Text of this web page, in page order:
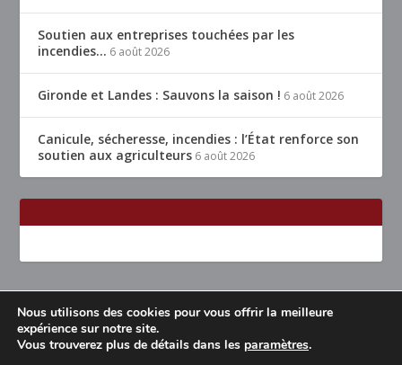
Soutien aux entreprises touchées par les
incendies… 6 août 2026
Gironde et Landes : Sauvons la saison ! 6 août 2026
Canicule, sécheresse, incendies : l’État renforce son
soutien aux agriculteurs 6 août 2026
Conçu parElegant Themes | Propulsé parWordPress
Accueil Restaurants Lyon & alentours
Mentions légales
Nous utilisons des cookies pour vous offrir la meilleure
expérience sur notre site.
Vous trouverez plus de détails dans les paramètres.